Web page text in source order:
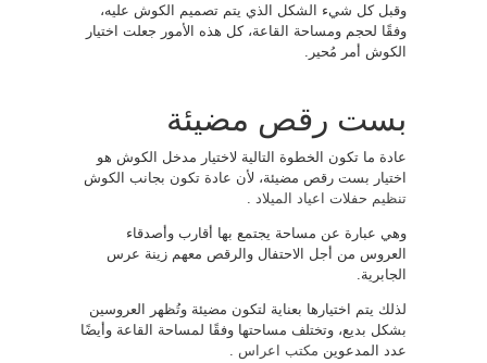
وقبل كل شيء الشكل الذي يتم تصميم الكوش عليه،
وفقًا لحجم ومساحة القاعة، كل هذه الأمور جعلت اختيار
الكوش أمر مُحير.
بست رقص مضيئة
عادة ما تكون الخطوة التالية لاختيار مدخل الكوش هو
اختيار بست رقص مضيئة، لأن عادة تكون بجانب الكوش
تنظيم حفلات اعياد الميلاد
وهي عبارة عن مساحة يجتمع بها أقارب وأصدقاء
العروس من أجل الاحتفال والرقص معهم زينة عرس
الجابرية.
لذلك يتم اختيارها بعناية لتكون مضيئة وتُظهر العروسين
بشكل بديع، وتختلف مساحتها وفقًا لمساحة القاعة وأيضًا
عدد المدعوين مكتب اعراس